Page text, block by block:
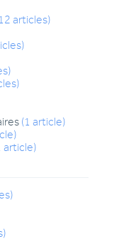
12 articles)
)
)
)
(1 article)
)
article)
)
)